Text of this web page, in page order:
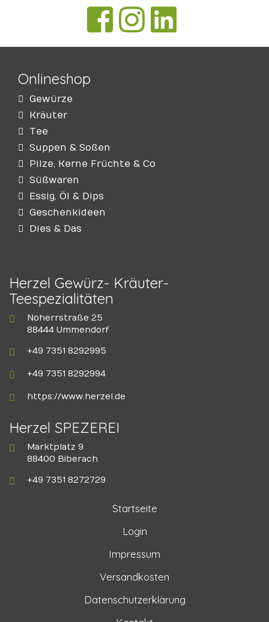
Onlineshop
Gewürze
Kräuter
Tee
Suppen & Soßen
Pilze, Kerne Früchte & Co
Süßwaren
Essig, Öl & Dips
Geschenkideen
Dies & Das
Herzel Gewürz- Kräuter-
Teespezialitäten
Noherrstraße 25
88444 Ummendorf
+49 7351 8292995
+49 7351 8292994
https://www.herzel.de
Herzel SPEZEREI
Marktplatz 9
88400 Biberach
+49 7351 8272729
Startseite
Login
Impressum
Versandkosten
Datenschutzerklärung